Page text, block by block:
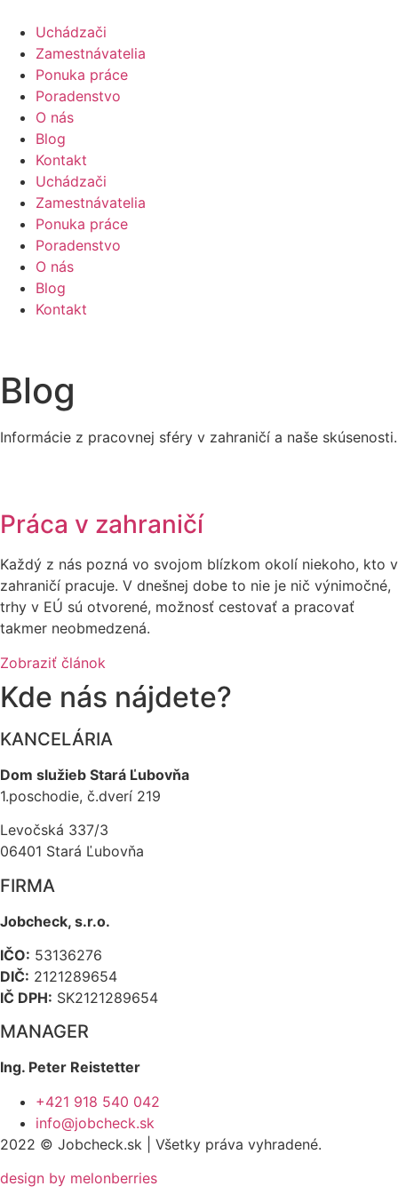
Uchádzači
Zamestnávatelia
Ponuka práce
Poradenstvo
O nás
Blog
Kontakt
Uchádzači
Zamestnávatelia
Ponuka práce
Poradenstvo
O nás
Blog
Kontakt
Blog
Informácie z pracovnej sféry v zahraničí a naše skúsenosti.
Práca v zahraničí
Každý z nás pozná vo svojom blízkom okolí niekoho, kto v
zahraničí pracuje. V dnešnej dobe to nie je nič výnimočné,
trhy v EÚ sú otvorené, možnosť cestovať a pracovať
takmer neobmedzená.
Zobraziť článok
Kde nás nájdete?
KANCELÁRIA
Dom služieb Stará Ľubovňa
1.poschodie, č.dverí 219
Levočská 337/3
06401 Stará Ľubovňa
FIRMA
Jobcheck, s.r.o.
IČO: 53136276
DIČ: 2121289654
IČ DPH: SK2121289654
MANAGER
Ing. Peter Reistetter
+421 918 540 042
info@jobcheck.sk
2022 © Jobcheck.sk | Všetky práva vyhradené.
design by melonberries